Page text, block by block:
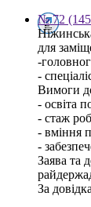
№ 72
для
-
-
Вимоги
- освіта
- стаж
- вміння
-
Заява та
За